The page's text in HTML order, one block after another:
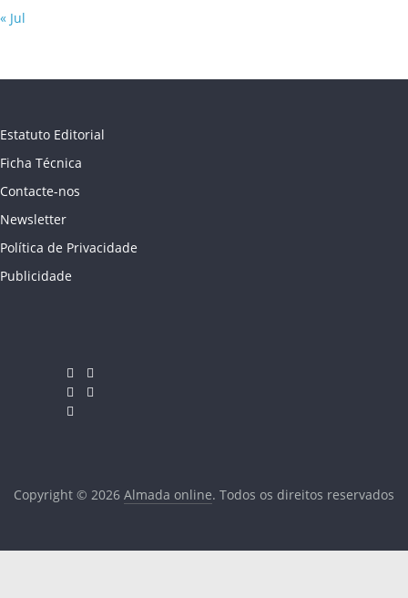
« Jul
Estatuto Editorial
Ficha Técnica
Contacte-nos
Newsletter
Política de Privacidade
Publicidade
Copyright © 2026 Almada online. Todos os direitos reservados